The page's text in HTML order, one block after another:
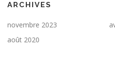
ARCHIVES
novembre 2023
août 2020